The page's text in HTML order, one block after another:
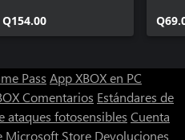
Q154.00
Pass App XBOX en PC
Comentarios Estándares de
ataques fotosensibles Cuenta
Microsoft Store Devoluciones